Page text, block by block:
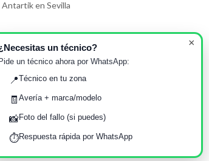
importa
y puntual
Luisa Martinez
×
un técnico?
Pide un técnico ahora por WhatsApp:
📍Técnico en tu zona
🧾 Avería + marca/modelo
📸Foto del fallo (si puedes)
⏱️Respuesta rápida por WhatsApp